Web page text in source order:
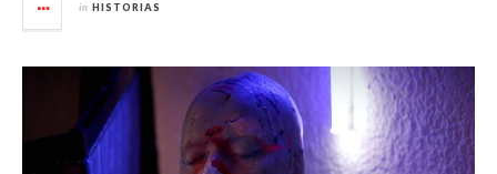
in HISTORIAS